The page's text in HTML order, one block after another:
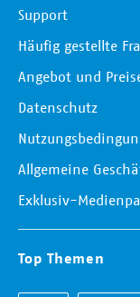
Support
Häufig gestellte
Angebot und
Datenschutz
Allgemeine
Exklusiv-
Top Themen